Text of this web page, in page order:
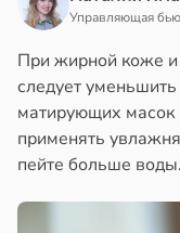
Управляющая
При жирной коже и
следует
матирующих масок
применять
пейте больше воды.